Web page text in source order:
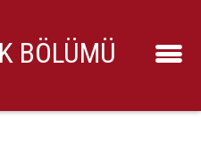
BÖLÜMÜ